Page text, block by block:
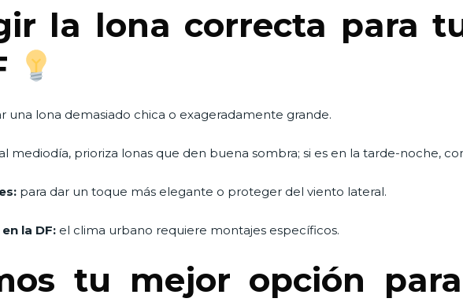
la lona correcta para
una lona demasiado chica o exageradamente grande.
mediodía, prioriza lonas que den buena sombra; si es en la tarde-noche,
para dar un toque más elegante o proteger del viento lateral.
la DF: el clima urbano requiere montajes específicos.
tu mejor opción